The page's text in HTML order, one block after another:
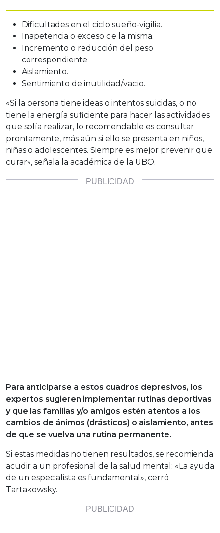
Dificultades en el ciclo sueño-vigilia.
Inapetencia o exceso de la misma.
Incremento o reducción del peso
correspondiente
Aislamiento.
Sentimiento de inutilidad/vacío.
«Si la persona tiene ideas o intentos suicidas, o no
tiene la energía suficiente para hacer las actividades
que solía realizar, lo recomendable es consultar
prontamente, más aún si ello se presenta en niños,
niñas o adolescentes. Siempre es mejor prevenir que
curar», señala la académica de la UBO.
Para anticiparse a estos cuadros depresivos, los
expertos sugieren implementar rutinas deportivas
y que las familias y/o amigos estén atentos a los
cambios de ánimos (drásticos) o aislamiento, antes
de que se vuelva una rutina permanente.
Si estas medidas no tienen resultados, se recomienda
acudir a un profesional de la salud mental: «La ayuda
de un especialista es fundamental», cerró
Tartakowsky.